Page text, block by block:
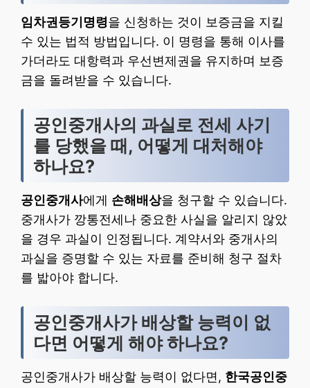
임차권등기명령을 신청하는 것이 보증금을 지킬
수 있는 법적 방법입니다. 이 명령을 통해 이사를
가더라도 대항력과 우선변제권을 유지하며 보증
금을 돌려받을 수 있습니다.
공인중개사의 과실로 전세 사기
를 당했을 때, 어떻게 대처해야
하나요?
공인중개사에게 손해배상을 청구할 수 있습니다.
중개사가 깡통전세나 중요한 사실을 알리지 않았
을 경우 과실이 인정됩니다. 계약서와 중개사의
과실을 증명할 수 있는 자료를 준비해 청구 절차
를 밟아야 합니다.
공인중개사가 배상할 능력이 없
다면 어떻게 해야 하나요?
공인중개사가 배상할 능력이 없다면, 한국공인중